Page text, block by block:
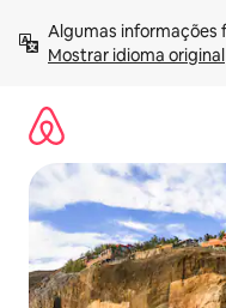
para
Mostrar idioma original